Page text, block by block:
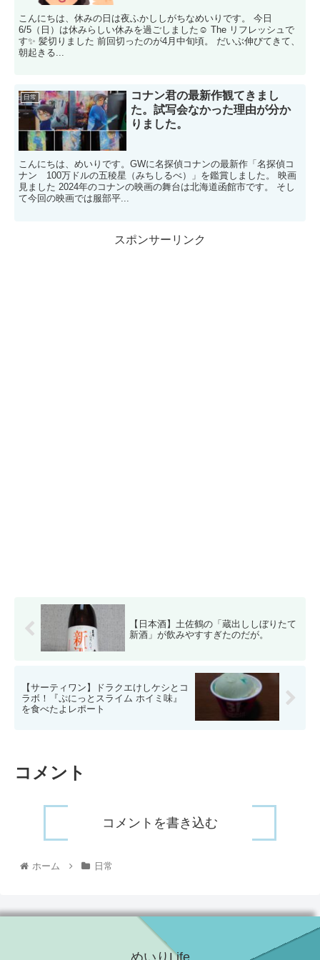
こんにちは、休みの日は夜ふかししがちなめいりです。 今日
6/5（日）は休みらしい休みを過ごしました☺️ The リフレッシュで
す✨ 髪切りました 前回切ったのが4月中旬頃。 だいぶ伸びてきて、
朝起きる...
日常
コナン君の最新作観てきまし
た。試写会なかった理由が分か
りました。
こんにちは、めいりです。GWに名探偵コナンの最新作「名探偵コ
ナン 100万ドルの五稜星（みちしるべ）」を鑑賞しました。 映画
見ました 2024年のコナンの映画の舞台は北海道函館市です。 そし
て今回の映画では服部平...
スポンサーリンク
【日本酒】土佐鶴の「蔵出ししぼりたて
新酒」が飲みやすすぎたのだが。
【サーティワン】ドラクエけしケシとコ
ラボ！『ぷにっとスライム ホイミ味』
を食べたよレポート
コメント
コメントを書き込む
ホーム 日常
めいりLife